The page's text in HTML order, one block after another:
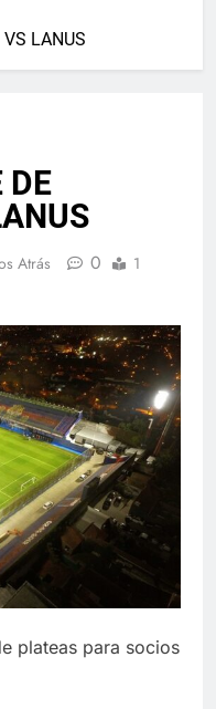
LANUS
DE
Atrás 0
1
plateas para socios